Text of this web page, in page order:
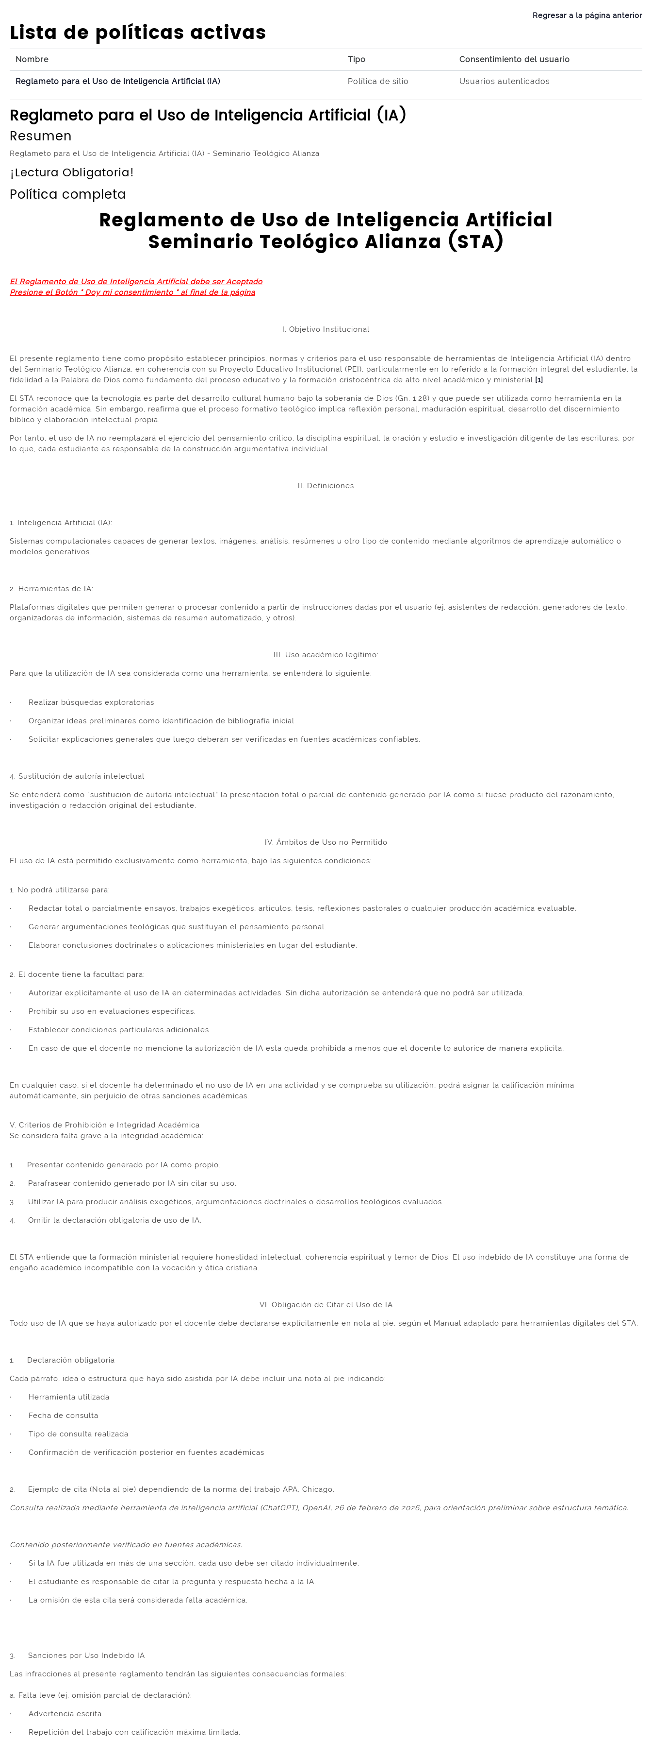
Regresar a la página anterior
Lista de políticas activas
Nombre Tipo Consentimiento del usuario
Reglameto para el Uso de Inteligencia Artificial (IA) Política de sitio Usuarios autenticados
Reglameto para el Uso de Inteligencia Artificial (IA)
Resumen
Reglameto para el Uso de Inteligencia Artificial (IA) - Seminario Teológico Alianza
¡Lectura Obligatoria!
Política completa
Reglamento de Uso de Inteligencia Artificial
Seminario Teológico Alianza (STA)
El Reglamento de Uso de Inteligencia Artificial debe ser Aceptado
Presione el Botón " Doy mi consentimiento " al final de la página
I. Objetivo Institucional
El presente reglamento tiene como propósito establecer principios, normas y criterios para el uso responsable de herramientas de Inteligencia Artificial (IA) dentro
del Seminario Teológico Alianza, en coherencia con su Proyecto Educativo Institucional (PEI), particularmente en lo referido a la formación integral del estudiante, la
fidelidad a la Palabra de Dios como fundamento del proceso educativo y la formación cristocéntrica de alto nivel académico y ministerial.[1]
El STA reconoce que la tecnología es parte del desarrollo cultural humano bajo la soberanía de Dios (Gn. 1:28) y que puede ser utilizada como herramienta en la
formación académica. Sin embargo, reafirma que el proceso formativo teológico implica reflexión personal, maduración espiritual, desarrollo del discernimiento
bíblico y elaboración intelectual propia.
Por tanto, el uso de IA no reemplazará el ejercicio del pensamiento crítico, la disciplina espiritual, la oración y estudio e investigación diligente de las escrituras, por
lo que, cada estudiante es responsable de la construcción argumentativa individual.
II. Definiciones
1. Inteligencia Artificial (IA):
Sistemas computacionales capaces de generar textos, imágenes, análisis, resúmenes u otro tipo de contenido mediante algoritmos de aprendizaje automático o
modelos generativos.
2. Herramientas de IA:
Plataformas digitales que permiten generar o procesar contenido a partir de instrucciones dadas por el usuario (ej. asistentes de redacción, generadores de texto,
organizadores de información, sistemas de resumen automatizado, y otros).
III. Uso académico legítimo:
Para que la utilización de IA sea considerada como una herramienta, se entenderá lo siguiente:
· Realizar búsquedas exploratorias
· Organizar ideas preliminares como ídentificación de bibliografía inicial
· Solicitar explicaciones generales que luego deberán ser verificadas en fuentes académicas confiables.
4. Sustitución de autoría intelectual
Se entenderá como “sustitución de autoría intelectual” la presentación total o parcial de contenido generado por IA como si fuese producto del razonamiento,
investigación o redacción original del estudiante.
IV. Ámbitos de Uso no Permitido
El uso de IA está permitido exclusivamente como herramienta, bajo las siguientes condiciones:
1. No podrá utilizarse para:
· Redactar total o parcialmente ensayos, trabajos exegéticos, artículos, tesis, reflexiones pastorales o cualquier producción académica evaluable.
· Generar argumentaciones teológicas que sustituyan el pensamiento personal.
· Elaborar conclusiones doctrinales o aplicaciones ministeriales en lugar del estudiante.
2. El docente tiene la facultad para:
· Autorizar explícitamente el uso de IA en determinadas actividades. Sin dicha autorización se entenderá que no podrá ser utilizada.
· Prohibir su uso en evaluaciones específicas.
· Establecer condiciones particulares adicionales.
· En caso de que el docente no mencione la autorización de IA esta queda prohibida a menos que el docente lo autorice de manera explícita,
En cualquier caso, si el docente ha determinado el no uso de IA en una actividad y se comprueba su utilización, podrá asignar la calificación mínima
automáticamente, sin perjuicio de otras sanciones académicas.
V. Criterios de Prohibición e Integridad Académica
Se considera falta grave a la integridad académica:
1. Presentar contenido generado por IA como propio.
2. Parafrasear contenido generado por IA sin citar su uso.
3. Utilizar IA para producir análisis exegéticos, argumentaciones doctrinales o desarrollos teológicos evaluados.
4. Omitir la declaración obligatoria de uso de IA.
El STA entiende que la formación ministerial requiere honestidad intelectual, coherencia espiritual y temor de Dios. El uso indebido de IA constituye una forma de
engaño académico incompatible con la vocación y ética cristiana.
VI. Obligación de Citar el Uso de IA
Todo uso de IA que se haya autorizado por el docente debe declararse explícitamente en nota al pie, según el Manual adaptado para herramientas digitales del STA.
1. Declaración obligatoria
Cada párrafo, idea o estructura que haya sido asistida por IA debe incluir una nota al pie indicando:
· Herramienta utilizada
· Fecha de consulta
· Tipo de consulta realizada
· Confirmación de verificación posterior en fuentes académicas
2. Ejemplo de cita (Nota al pie) dependiendo de la norma del trabajo APA, Chicago.
Consulta realizada mediante herramienta de inteligencia artificial (ChatGPT), OpenAI, 26 de febrero de 2026, para orientación preliminar sobre estructura temática.
Contenido posteriormente verificado en fuentes académicas.
· Si la IA fue utilizada en más de una sección, cada uso debe ser citado individualmente.
· El estudiante es responsable de citar la pregunta y respuesta hecha a la IA.
· La omisión de esta cita será considerada falta académica.
3. Sanciones por Uso Indebido IA
Las infracciones al presente reglamento tendrán las siguientes consecuencias formales:
a. Falta leve (ej. omisión parcial de declaración):
· Advertencia escrita.
· Repetición del trabajo con calificación máxima limitada.